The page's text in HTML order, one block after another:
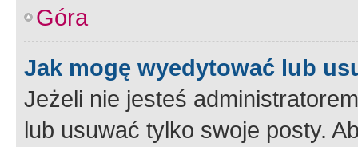
Góra
Jak mogę wyedytować lub
Jeżeli nie jesteś
lub usuwać tylko swoje posty.